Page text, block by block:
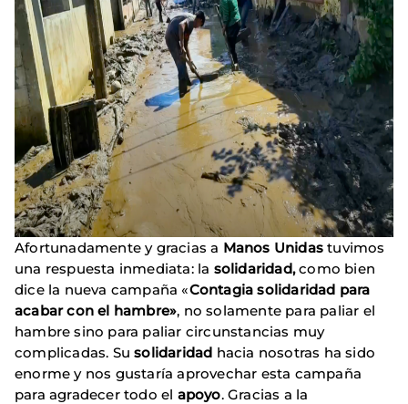
Afortunadamente y gracias a Manos Unidas tuvimos
una respuesta inmediata: la solidaridad,como bien
dice la nueva campaña «Contagia solidaridad para
acabar con el hambre», no solamente para paliar el
hambre sino para paliar circunstancias muy
complicadas. Susolidaridad hacia nosotras ha sido
enorme y nos gustaría aprovechar esta campaña
para agradecer todo el apoyo. Gracias a la